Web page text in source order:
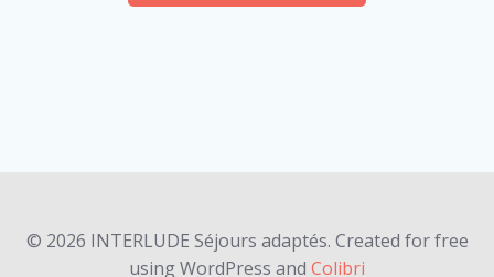
© 2026 INTERLUDE Séjours adaptés. Created for free
using WordPress and Colibri